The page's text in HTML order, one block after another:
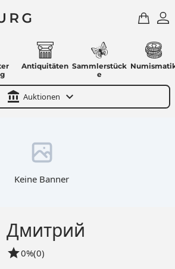
Antiquitäten Sammlerstück
e
account_balance Auktionen expand_more
Keine Banner
Дмитрий
star0%(0)